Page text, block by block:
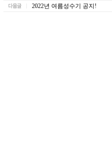
2022년 여름성수기 공지!